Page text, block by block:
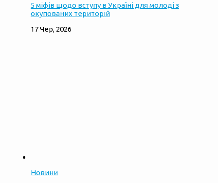
5 міфів щодо вступу в Україні для молоді з
окупованих територій
17 Чер, 2026
Новини